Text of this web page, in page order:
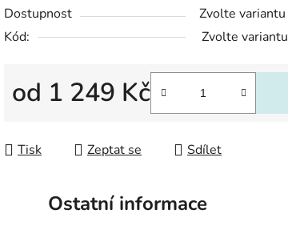
Dostupnost
Zvolte variantu
Kód:
Zvolte variantu
od 1 249 Kč
Tisk Zeptat se Sdílet
Ostatní informace